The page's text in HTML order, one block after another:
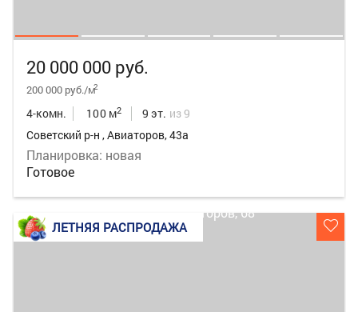
20 000 000 руб.
200 000 руб./м2
4-комн. 100 м2 9 эт. из 9
Советский р-н , Авиаторов, 43а
Планировка: новая
Готовое
ЛЕТНЯЯ РАСПРОДАЖА